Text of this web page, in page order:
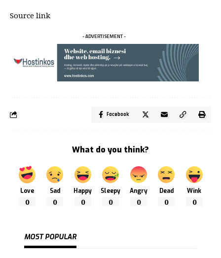
Source link
- ADVERTISEMENT -
Facebook
What do you think?
Love
0
Sad
0
Happy
0
Sleepy
0
Angry
0
Dead
0
Wink
0
MOST POPULAR